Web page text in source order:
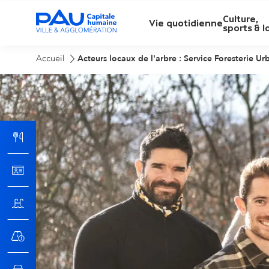
M
e
n
u
p
r
Vie quotidienneCulture,
sports &
Accueil Acteurs locaux de l'arbre : Service Foresterie